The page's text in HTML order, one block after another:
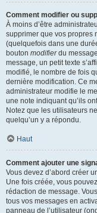
Comment modifier ou
À moins d’être
supprimer que vos propres
(quelquefois dans une
bouton modifierdu
message, un petit texte
modifié, le nombre de fois
dernière modification. Ce
administrateur modifie le
une note indiquant qu’ils
Notez que les utilisateurs
quelqu’un y a répondu.
Haut
Comment ajouter une
Vous devez d’abord créer
Une fois créée, vous
rédaction de message.
tous vos messages en
panneau de l’utilisateur